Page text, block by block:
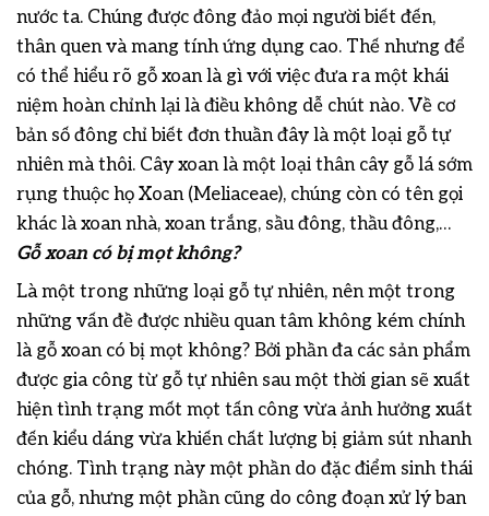
nước ta. Chúng được đông đảo mọi người biết đến,
thân quen và mang tính ứng dụng cao. Thế nhưng để
có thể hiểu rõ gỗ xoan là gì với việc đưa ra một khái
niệm hoàn chỉnh lại là điều không dễ chút nào. Về cơ
bản số đông chỉ biết đơn thuần đây là một loại gỗ tự
nhiên mà thôi. Cây xoan là một loại thân cây gỗ lá sớm
rụng thuộc họ Xoan (Meliaceae), chúng còn có tên gọi
khác là xoan nhà, xoan trắng, sầu đông, thầu đông,…
Gỗ xoan có bị mọt không?
Là một trong những loại gỗ tự nhiên, nên một trong
những vấn đề được nhiều quan tâm không kém chính
là gỗ xoan có bị mọt không? Bởi phần đa các sản phẩm
được gia công từ gỗ tự nhiên sau một thời gian sẽ xuất
hiện tình trạng mốt mọt tấn công vừa ảnh hưởng xuất
đến kiểu dáng vừa khiến chất lượng bị giảm sút nhanh
chóng. Tình trạng này một phần do đặc điểm sinh thái
của gỗ, nhưng một phần cũng do công đoạn xử lý ban